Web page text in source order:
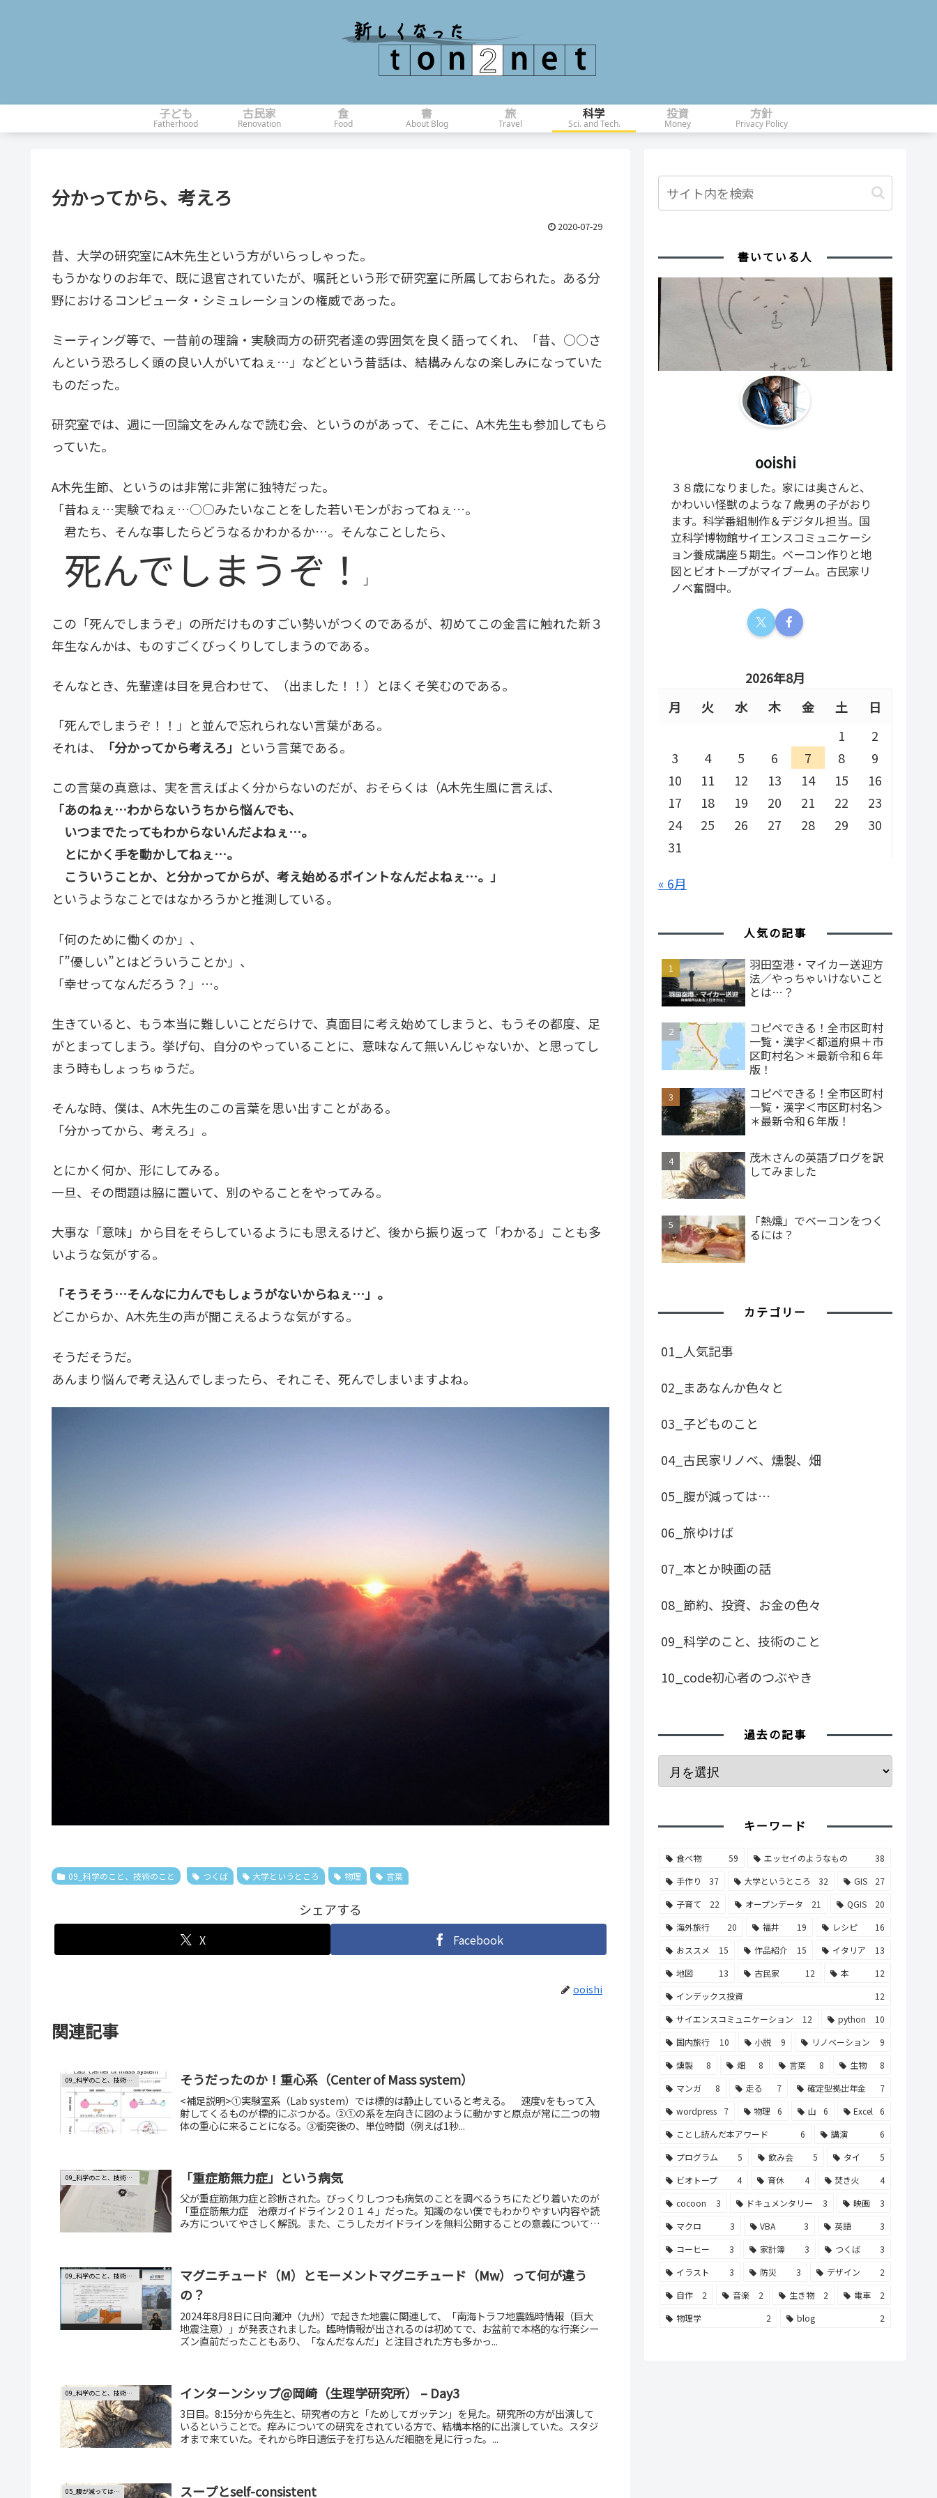
子ども
Fatherhood
古民家
Renovation
食
Food
書
About Blog
旅
Travel
科学
Sci. and Tech.
投資
Money
方針
Privacy Policy
分かってから、考えろ
2020-07-29
昔、大学の研究室にA木先生という方がいらっしゃった。
もうかなりのお年で、既に退官されていたが、嘱託という形で研究室に所属しておられた。ある分
野におけるコンピュータ・シミュレーションの権威であった。
ミーティング等で、一昔前の理論・実験両方の研究者達の雰囲気を良く語ってくれ、「昔、○○さ
んという恐ろしく頭の良い人がいてねぇ…」などという昔話は、結構みんなの楽しみになっていた
ものだった。
研究室では、週に一回論文をみんなで読む会、というのがあって、そこに、A木先生も参加してもら
っていた。
A木先生節、というのは非常に非常に独特だった。
「昔ねぇ…実験でねぇ…○○みたいなことをした若いモンがおってねぇ…。
君たち、そんな事したらどうなるかわかるか…。そんなことしたら、
死んでしまうぞ！ 」
この「死んでしまうぞ」の所だけものすごい勢いがつくのであるが、初めてこの金言に触れた新３
年生なんかは、ものすごくびっくりしてしまうのである。
そんなとき、先輩達は目を見合わせて、（出ました！！）とほくそ笑むのである。
「死んでしまうぞ！！」と並んで忘れられない言葉がある。
それは、
「分かってから考えろ」 という言葉である。
この言葉の真意は、実を言えばよく分からないのだが、おそらくは（A木先生風に言えば、
「あのねぇ…わからないうちから悩んでも、
いつまでたってもわからないんだよねぇ…。
とにかく手を動かしてねぇ…。
こういうことか、と分かってからが、考え始めるポイントなんだよねぇ…。」
というようなことではなかろうかと推測している。
「何のために働くのか」、
「”優しい”とはどういうことか」、
「幸せってなんだろう？」…。
生きていると、もう本当に難しいことだらけで、真面目に考え始めてしまうと、もうその都度、足
がとまってしまう。挙げ句、自分のやっていることに、意味なんて無いんじゃないか、と思ってし
まう時もしょっちゅうだ。
そんな時、僕は、A木先生のこの言葉を思い出すことがある。
「分かってから、考えろ」。
とにかく何か、形にしてみる。
一旦、その問題は脇に置いて、別のやることをやってみる。
大事な「意味」から目をそらしているようにも思えるけど、後から振り返って「わかる」ことも多
いような気がする。
「そうそう…そんなに力んでもしょうがないからねぇ…」。
どこからか、A木先生の声が聞こえるような気がする。
そうだそうだ。
あんまり悩んで考え込んでしまったら、それこそ、死んでしまいますよね。
09_科学のこと、技術のこと つくば 大学というところ 物理 言葉
シェアする
X Facebook
ooishi
関連記事
09_科学のこと、技術のこと そうだったのか！重心系（Center of Mass system）
<補足説明>①実験室系（Lab system）では標的は静止していると考える。 速度vをもって入
射してくるものが標的にぶつかる。②①の系を左向きに図のように動かすと原点が常に二つの物
体の重心に来ることになる。③衝突後の、単位時間（例えば1秒...
09_科学のこと、技術のこと 「重症筋無力症」という病気
父が重症筋無力症と診断された。びっくりしつつも病気のことを調べるうちにたどり着いたのが
「重症筋無力症 治療ガイドライン２０１４」だった。知識のない僕でもわかりやすい内容や読
み方についてやさしく解説。また、こうしたガイドラインを無料公開することの意義について書
09_科学のこと、技術のこと
マグニチュード（M）とモーメントマグニチュード（Mw）って何が違う
の？
2024年8月8日に日向灘沖（九州）で起きた地震に関連して、「南海トラフ地震臨時情報（巨大
地震注意）」が発表されました。臨時情報が出されるのは初めてで、お盆前で本格的な行楽シー
ズン直前だったこともあり、「なんだなんだ」と注目された方も多かっ...
09_科学のこと、技術のこと インターンシップ@岡崎（生理学研究所） – Day3
3日目。8:15分から先生と、研究者の方と「ためしてガッテン」を見た。研究所の方が出演して
いるということで。痒みについての研究をされている方で、結構本格的に出演していた。スタジ
オまで来ていた。それから昨日遺伝子を打ち込んだ細胞を見に行った。...
05_腹が減っては… スープとself-consistent
書いている人
ooishi
３８歳になりました。家には奥さんと、
かわいい怪獣のような７歳男の子がおり
ます。科学番組制作＆デジタル担当。国
立科学博物館サイエンスコミュニケーシ
ョン養成講座５期生。ベーコン作りと地
図とビオトープがマイブーム。古民家リ
ノベ奮闘中。
2026年8月
月
火 水 木 金 土
日
1
2
3
4 5 6 7 8
9
10
11 12 13 14 15
16
17
18 19 20 21 22
23
24
25 26 27 28 29
30
31
« 6月
人気の記事
羽田空港・マイカー送迎方
法／やっちゃいけないこと
とは…？
コピペできる！全市区町村
一覧・漢字＜都道府県＋市
区町村名＞＊最新令和６年
版！
コピペできる！全市区町村
一覧・漢字＜市区町村名＞
＊最新令和６年版！
茂木さんの英語ブログを訳
してみました
「熱燻」でベーコンをつく
るには？
カテゴリー
01_人気記事
02_まあなんか色々と
03_子どものこと
04_古民家リノベ、燻製、畑
05_腹が減っては…
06_旅ゆけば
07_本とか映画の話
08_節約、投資、お金の色々
09_科学のこと、技術のこと
10_code初心者のつぶやき
過去の記事
キーワード
食べ物 59 エッセイのようなもの
38
手作り
37 大学というところ 32 GIS
27
子育て
22 オープンデータ 21 QGIS
20
海外旅行
20 福井 19 レシピ
16
おススメ
15 作品紹介 15 イタリア
13
地図
13 古民家 12 本
12
インデックス投資
12
サイエンスコミュニケーション
12 python
10
国内旅行
10 小説 9 リノベーション
9
燻製
8 畑 8 言葉 8 生物
8
マンガ
8 走る 7 確定型拠出年金
7
wordpress
7 物理 6 山 6 Excel
6
ことし読んだ本アワード
6 講演
6
プログラム
5 飲み会 5 タイ
5
ビオトープ
4 育休 4 焚き火
4
cocoon
3 ドキュメンタリー 3 映画
3
マクロ
3 VBA 3 英語
3
コーヒー
3 家計簿 3 つくば
3
イラスト
3 防災 3 デザイン
2
自作
2 音楽 2 生き物 2 電車
2
物理学
2 blog 2